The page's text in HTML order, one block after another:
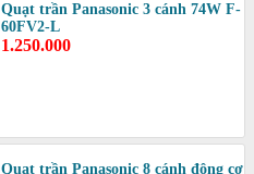
Quạt trần Panasonic 3 cánh 74W F-
60FV2-L
1.250.000
Quạt trần Panasonic 8 cánh động cơ